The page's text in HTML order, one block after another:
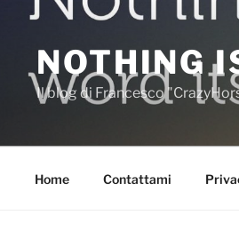
NOTHING
Il blog di Francesco
Home Contattami